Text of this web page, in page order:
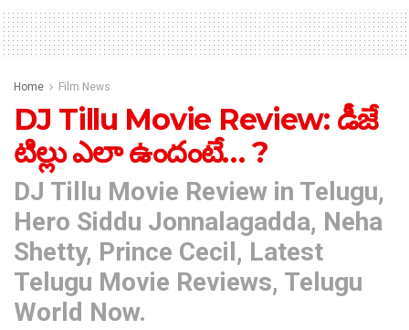
Home Film News
DJ Tillu Movie Review: డీజే
టిల్లు ఎలా ఉందంటే… ?
DJ Tillu Movie Review in Telugu,
Hero Siddu Jonnalagadda, Neha
Shetty, Prince Cecil, Latest
Telugu Movie Reviews, Telugu
World Now.